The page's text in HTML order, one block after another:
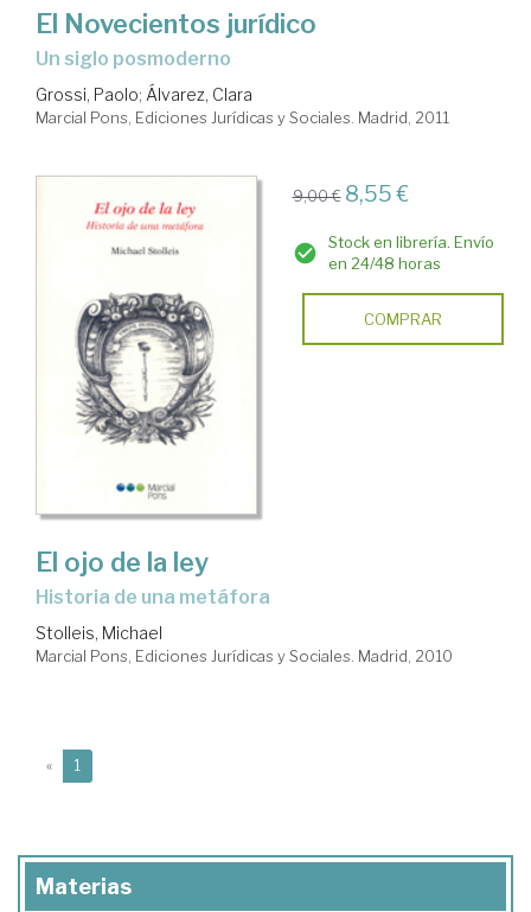
El Novecientos jurídico
Un siglo posmoderno
Grossi, Paolo; Álvarez, Clara
Marcial Pons, Ediciones Jurídicas y Sociales. Madrid, 2011
9,00 € 8,55 €
Stock en librería. Envío
en 24/48 horas
COMPRAR
El ojo de la ley
Historia de una metáfora
Stolleis, Michael
Marcial Pons, Ediciones Jurídicas y Sociales. Madrid, 2010
« 1
Materias